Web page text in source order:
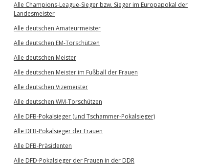
Alle Champions-League-Sieger bzw. Sieger im Europapokal der
Landesmeister
Alle deutschen Amateurmeister
Alle deutschen EM-Torschützen
Alle deutschen Meister
Alle deutschen Meister im Fußball der Frauen
Alle deutschen Vizemeister
Alle deutschen WM-Torschützen
Alle DFB-Pokalsieger (und Tschammer-Pokalsieger)
Alle DFB-Pokalsieger der Frauen
Alle DFB-Präsidenten
Alle DFD-Pokalsieger der Frauen in der DDR